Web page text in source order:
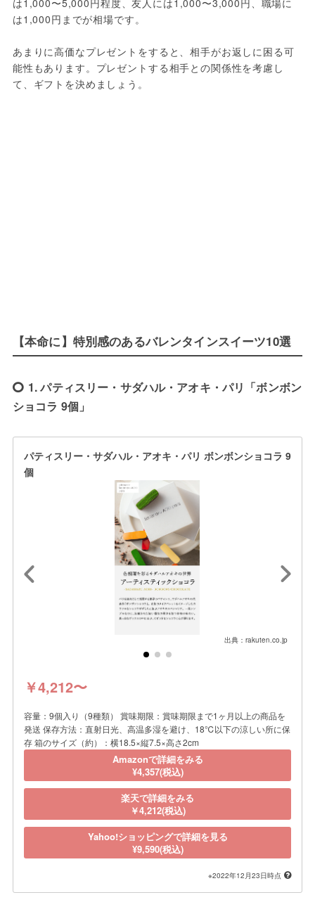
は1,000〜5,000円程度、友人には1,000〜3,000円、職場に
は1,000円までが相場です。
あまりに高価なプレゼントをすると、相手がお返しに困る可
能性もあります。プレゼントする相手との関係性を考慮し
て、ギフトを決めましょう。
【本命に】特別感のあるバレンタインスイーツ10選
1. パティスリー・サダハル・アオキ・パリ「ボンボン
ショコラ 9個」
パティスリー・サダハル・アオキ・パリ ボンボンショコラ 9
個
出典：rakuten.co.jp
￥4,212〜
容量：9個入り（9種類） 賞味期限：賞味期限まで1ヶ月以上の商品を
発送 保存方法：直射日光、高温多湿を避け、18℃以下の涼しい所に保
存 箱のサイズ（約）：横18.5×縦7.5×高さ2cm
Amazonで詳細をみる
¥4,357(税込)
楽天で詳細をみる
￥4,212(税込)
Yahoo!ショッピングで詳細を見る
¥9,590(税込)
※2022年12月23日時点